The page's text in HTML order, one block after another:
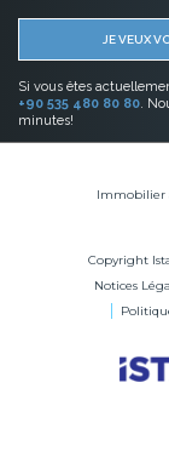
JE VEUX
Si vous êtes
+90 535 480 80 80.
minutes!
Immobilier
Copyright
Notices